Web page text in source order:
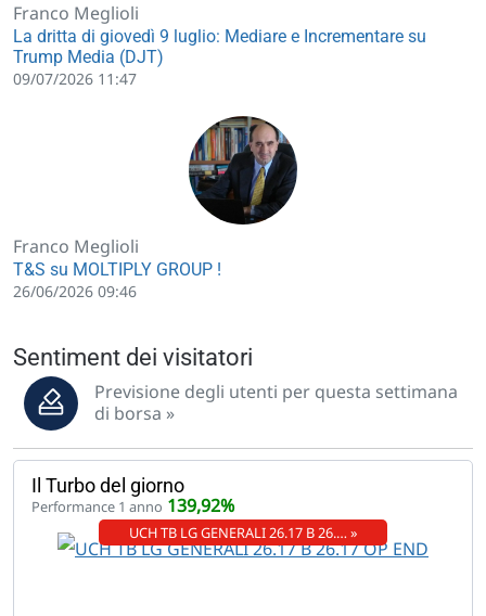
Franco Meglioli
La dritta di giovedì 9 luglio: Mediare e Incrementare su
Trump Media (DJT)
09/07/2026 11:47
Franco Meglioli
T&S su MOLTIPLY GROUP !
26/06/2026 09:46
Sentiment dei visitatori
Previsione degli utenti per questa settimana
di borsa »
Il Turbo del giorno
Performance 1 anno 139,92%
UCH TB LG GENERALI 26.17 B 26.… »